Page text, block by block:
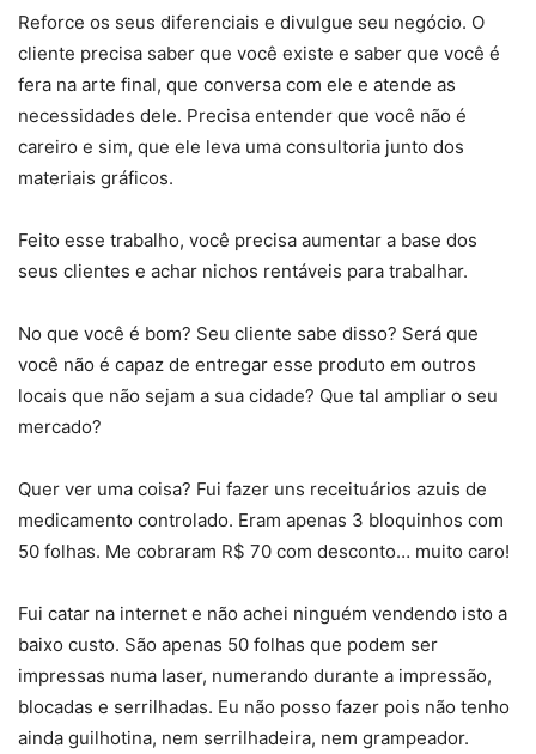
Reforce os seus diferenciais e divulgue seu negócio. O
cliente precisa saber que você existe e saber que você é
fera na arte final, que conversa com ele e atende as
necessidades dele. Precisa entender que você não é
careiro e sim, que ele leva uma consultoria junto dos
materiais gráficos.
Feito esse trabalho, você precisa aumentar a base dos
seus clientes e achar nichos rentáveis para trabalhar.
No que você é bom? Seu cliente sabe disso? Será que
você não é capaz de entregar esse produto em outros
locais que não sejam a sua cidade? Que tal ampliar o seu
mercado?
Quer ver uma coisa? Fui fazer uns receituários azuis de
medicamento controlado. Eram apenas 3 bloquinhos com
50 folhas. Me cobraram R$ 70 com desconto… muito caro!
Fui catar na internet e não achei ninguém vendendo isto a
baixo custo. São apenas 50 folhas que podem ser
impressas numa laser, numerando durante a impressão,
blocadas e serrilhadas. Eu não posso fazer pois não tenho
ainda guilhotina, nem serrilhadeira, nem grampeador.